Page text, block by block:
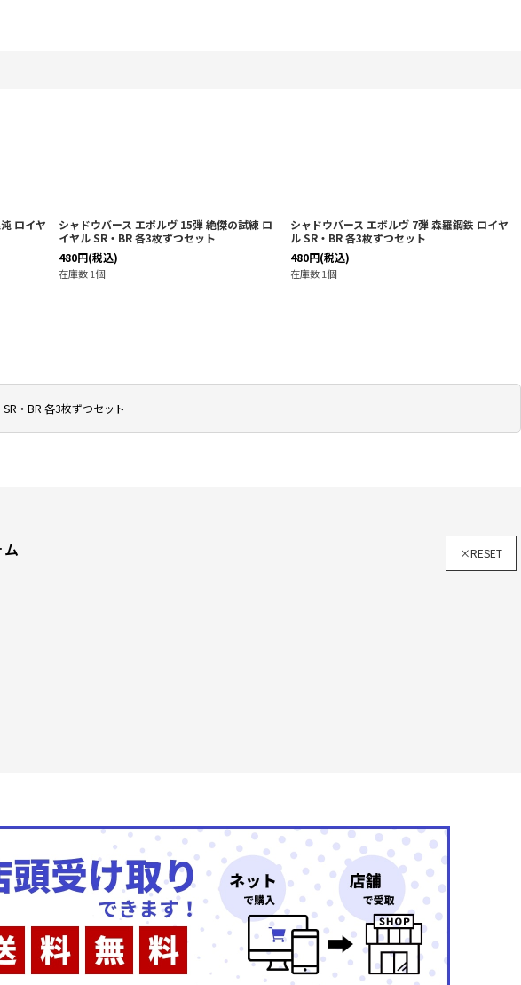
・BR 各3枚ずつセット
ロイヤ
シャドウバース エボルヴ 15弾 絶傑の試練 ロ
イヤル SR・BR 各3枚ずつセット
480円(税込)
在庫数 1個
シャドウバース エボルヴ 7弾 森羅鋼鉄 ロイヤ
ル SR・BR 各3枚ずつセット
480円(税込)
在庫数 1個
×RESET